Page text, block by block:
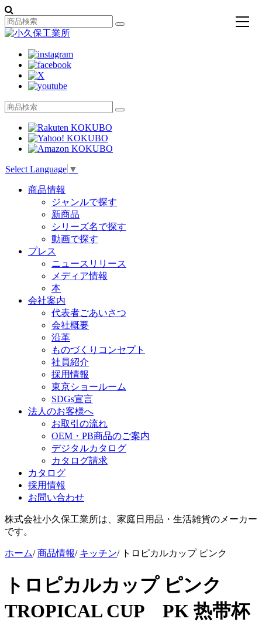
Select Language ▼
商品情報
ジャンルで探す
新商品
シリーズ名で探す
動画で探す
プレス
ニュースリリース
メディア情報
本
会社案内
代表者ごあいさつ
会社概要
沿革
ものづくりコンセプト
社員紹介
採用情報
東京ショールーム
SDGs宣言
法人のお客様へ
お取引の流れ
OEM・PB商品のご案内
デジタルカタログ
カタログ請求
カタログ
採用情報
お問い合わせ
株式会社小久保工業所は、家庭日用品・生活雑貨のメーカー
です。
toggle
ホーム/ 商品情報/ キッチン/ トロピカルカップ ピンク
トロピカルカップ ピンク
TROPICAL CUP PK 热带杯